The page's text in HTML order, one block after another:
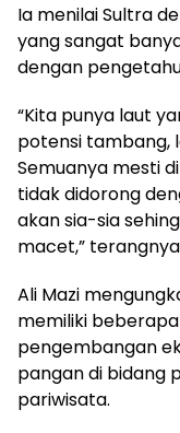
Ia menilai Sultra
yang sangat
dengan
“Kita punya laut
potensi tambang,
Semuanya mesti
tidak didorong
akan sia-sia
macet,”
Ali Mazi
memiliki
pengembangan
pangan di bidang
pariwisata.